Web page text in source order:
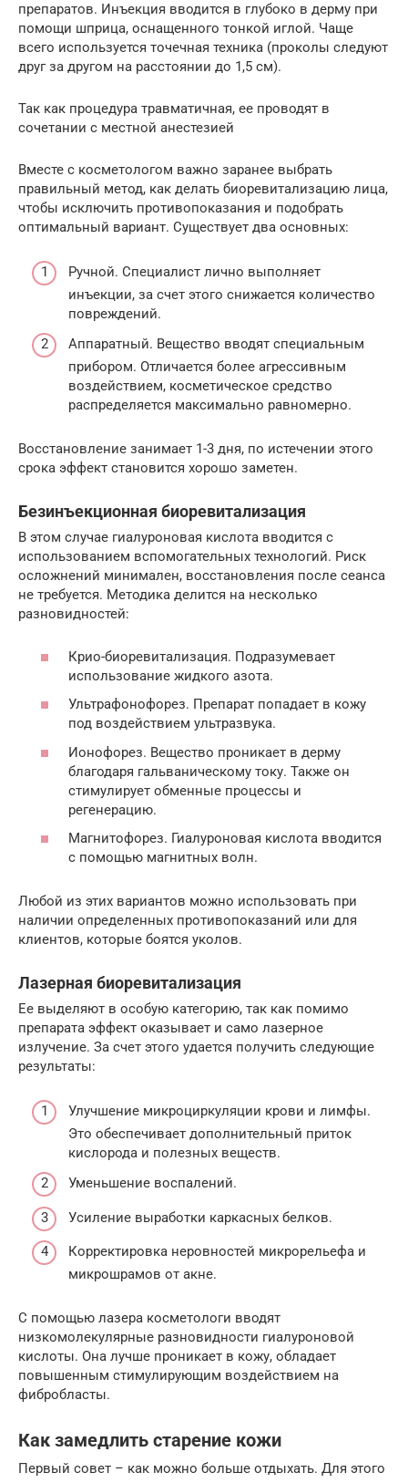
препаратов. Инъекция вводится в глубоко в дерму при
помощи шприца, оснащенного тонкой иглой. Чаще
всего используется точечная техника (проколы следуют
друг за другом на расстоянии до 1,5 см).
Так как процедура травматичная, ее проводят в
сочетании с местной анестезией
Вместе с косметологом важно заранее выбрать
правильный метод, как делать биоревитализацию лица,
чтобы исключить противопоказания и подобрать
оптимальный вариант. Существует два основных:
Ручной. Специалист лично выполняет
инъекции, за счет этого снижается количество
повреждений.
Аппаратный. Вещество вводят специальным
прибором. Отличается более агрессивным
воздействием, косметическое средство
распределяется максимально равномерно.
Восстановление занимает 1-3 дня, по истечении этого
срока эффект становится хорошо заметен.
Безинъекционная биоревитализация
В этом случае гиалуроновая кислота вводится с
использованием вспомогательных технологий. Риск
осложнений минимален, восстановления после сеанса
не требуется. Методика делится на несколько
разновидностей:
Крио-биоревитализация. Подразумевает
использование жидкого азота.
Ультрафонофорез. Препарат попадает в кожу
под воздействием ультразвука.
Ионофорез. Вещество проникает в дерму
благодаря гальваническому току. Также он
стимулирует обменные процессы и
регенерацию.
Магнитофорез. Гиалуроновая кислота вводится
с помощью магнитных волн.
Любой из этих вариантов можно использовать при
наличии определенных противопоказаний или для
клиентов, которые боятся уколов.
Лазерная биоревитализация
Ее выделяют в особую категорию, так как помимо
препарата эффект оказывает и само лазерное
излучение. За счет этого удается получить следующие
результаты:
Улучшение микроциркуляции крови и лимфы.
Это обеспечивает дополнительный приток
кислорода и полезных веществ.
Уменьшение воспалений.
Усиление выработки каркасных белков.
Корректировка неровностей микрорельефа и
микрошрамов от акне.
С помощью лазера косметологи вводят
низкомолекулярные разновидности гиалуроновой
кислоты. Она лучше проникает в кожу, обладает
повышенным стимулирующим воздействием на
фибробласты.
Как замедлить старение кожи
Первый совет – как можно больше отдыхать. Для этого